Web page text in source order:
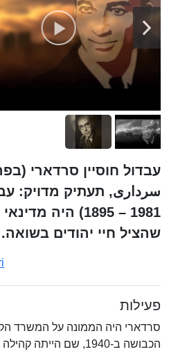
עבדול חוסיין סרדארי
سرداری, תעתיק מדויק:
1981 – 1895) היה
שהציל חיי יהודים בשואה.
פעילות
סרדארי היה הממונה על המשרד
הכבושה ב-1940, שם